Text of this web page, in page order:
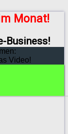
Monat!
Business!
Video!